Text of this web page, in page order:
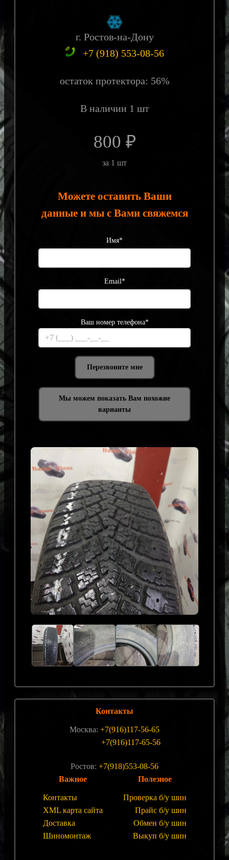
г. Ростов-на-Дону
+7 (918) 553-08-56
остаток протектора: 56%
В наличии 1 шт
800 ₽
за 1 шт
Можете оставить Ваши
данные и мы с Вами свяжемся
Имя*
Email*
Ваш номер телефона*
Мы можем показать Вам похожие
варианты
Контакты
Москва: +7(916)117-56-65
+7(916)117-65-56
Ростов: +7(918)553-08-56
Важное
Контакты
XML карта сайта
Доставка
Шиномонтаж
Полезное
Проверка б/у шин
Прайс б/у шин
Обмен б/у шин
Выкуп б/у шин